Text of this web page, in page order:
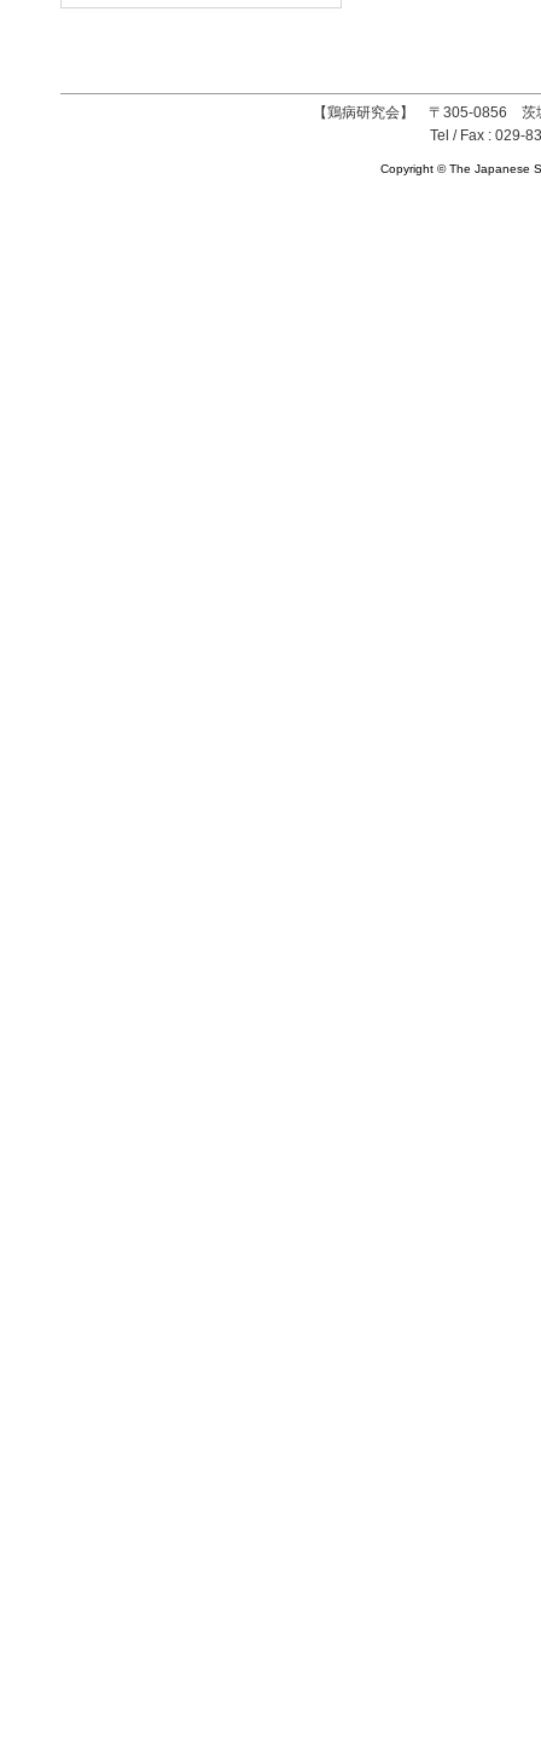
【鶏病研究会】 〒305-0856 茨
Tel / Fax : 029-
Copyright © The Japanese